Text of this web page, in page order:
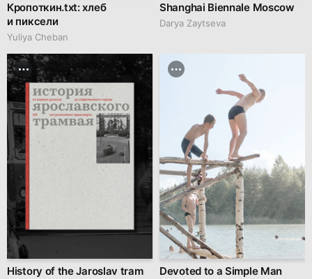
Кропоткин.txt: хлеб
и пиксели
Yuliya Cheban
Shanghai Biennale Moscow
Darya Zaytseva
History of the Jaroslav tram Devoted to a Simple Man